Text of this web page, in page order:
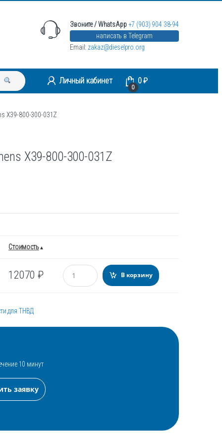
Звоните / WhatsApp+7 (903) 904 38-94
написать в Telegram
Email: zakaz@dieselpro.org
Личный кабинет
0
0₽
X39-800-300-031Z
X39-800-300-031Z
Стоимость
12070₽ Количество
В корзину
для ТНВД
10 минут